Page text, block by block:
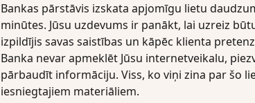
Bankas pārstāvis izskata apjomīgu lietu
minūtes. Jūsu uzdevums ir panākt, lai uzreiz
izpildījis savas saistības un kāpēc klienta
Banka nevar apmeklēt Jūsu internetveikalu,
pārbaudīt informāciju. Viss, ko viņi zina par šo
iesniegtajiem materiāliem.